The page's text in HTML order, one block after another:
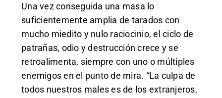
Una vez conseguida una masa lo
suficientemente amplia de tarados con
mucho miedito y nulo raciocinio, el ciclo de
patrañas, odio y destrucción crece y se
retroalimenta, siempre con uno o múltiples
enemigos en el punto de mira. “La culpa de
todos nuestros males es de los extranjeros,